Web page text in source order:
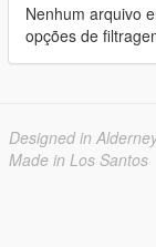
Nenhum arquivo
opções de
Designed in
Made in Los Santos